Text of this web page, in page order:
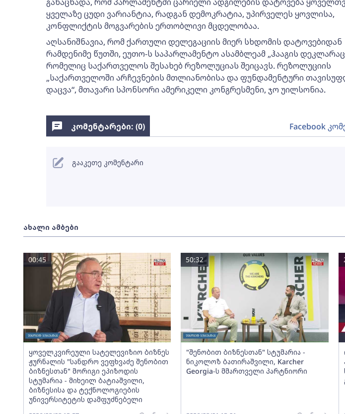
ყველაზე ცუდი ვარიანტია, რადგან დემოკრატია, უპირველეს ყოვლისა,
კონფლიქტის მოგვარების ერთობლივი მცდელობაა.
აღსანიშნავია, რომ ქართული დელეგაციის მიერ სხდომის დატოვებიდან
რამდენიმე წუთში, ეუთო-ს საპარლამენტო ასამბლეამ „ჰააგის
რომელიც საქართველოს შესახებ რეზოლუციას შეიცავს. რეზოლუციის
„საქართველოში არჩევნების მთლიანობისა და ფუნდამენტური
დაცვა“, მთავარი სპონსორი ამერიკელი კონგრესმენი, ჯო უილსონია.
ახალი ამბები
ყოველკვირეული სატელევიზიო ბიზნეს
ჟურნალის "სანდრო ვეფხვაძე შენობით
ბიზნესთან" მორიგი ეპიზოდის
სტუმარია - მიხეილ ბატიაშვილი,
ბიზნესისა და ტექნოლოგიების
უნივერსიტეტის დამფუძნებელი
00:45
"შენობით ბიზნესთან" სტუმარია -
ნიკოლოზ ბათირაშვილი, Karcher
Georgia-ს მმართველი პარტნიორი
50:32
კომენტარები: (0) Facebook
გააკეთე კომენტარი